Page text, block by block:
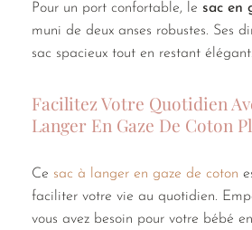
Pour un port confortable, le sac en
muni de deux anses robustes. Ses
sac spacieux tout en restant élégant.
Facilitez Votre Quotidien
Langer En Gaze De Coton
Ce sac à langer en gaze de coton
faciliter votre vie au quotidien.
vous avez besoin pour votre bébé